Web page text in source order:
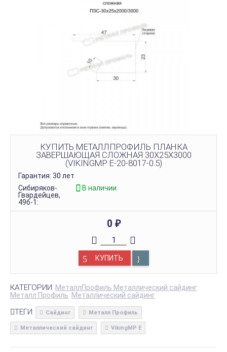
КУПИТЬ МЕТАЛЛПРОФИЛЬ ПЛАНКА
ЗАВЕРШАЮЩАЯ СЛОЖНАЯ 30Х25Х3000
(VIKINGMP E-20-8017-0.5)
Гарантия: 30 лет
Сибиряков-
Гвардейцев,
49б-1:
В наличии
0 ₽
КУПИТЬ
КАТЕГОРИИ: МеталлПрофиль Металлический сайдинг
Металл Профиль Металлический сайдинг
ТЕГИ: Сайдинг Металл Профиль
Металлический сайдинг VikingMP E